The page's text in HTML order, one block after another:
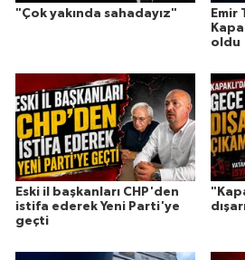
"Çok yakında sahadayız"
Emir
oldu
Eski il başkanları CHP'den
istifa ederek Yeni Parti'ye
geçti